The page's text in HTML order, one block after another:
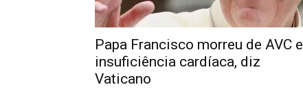
Papa Francisco morreu de AVC e
insuficiência cardíaca, diz
Vaticano